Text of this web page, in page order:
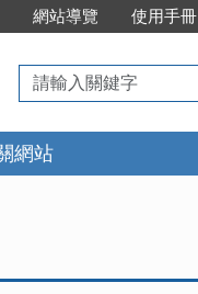
網站導覽 使用手冊
請
輸
入
關
鍵
網站